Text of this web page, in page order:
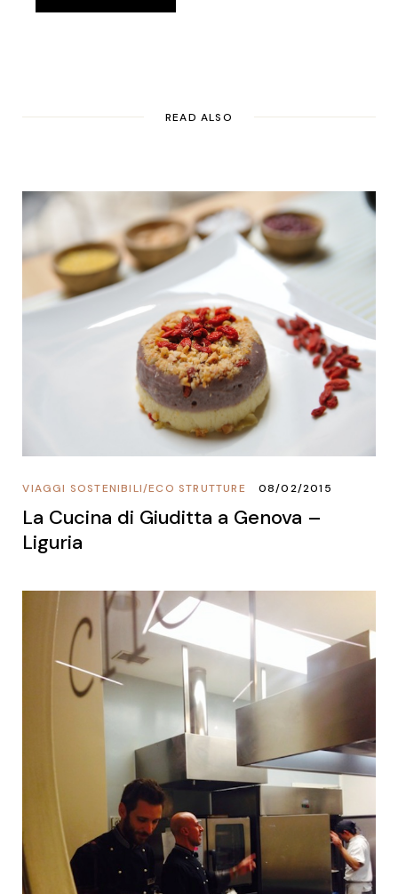
READ ALSO
ECO STRUTTURE
/
VIAGGI SOSTENIBILI 08/02/2015
La Cucina di Giuditta a Genova –
Liguria